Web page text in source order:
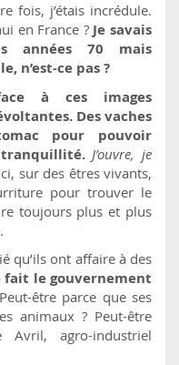
fois, j’étais incrédule.
en France ? Je savais
années 70 mais
n’est-ce pas ?
à ces images
Des vaches
pour pouvoir
J’ouvre, je
sur des êtres vivants,
pour trouver le
toujours plus et plus
qu’ils ont affaire à des
fait le gouvernement
être parce que ses
animaux ? Peut-être
Avril, agro-industriel